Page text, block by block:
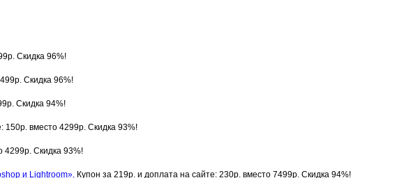
Скидка 96%!
Скидка 96%!
Скидка 94%!
150р. вместо 4299р. Скидка 93%!
4299р. Скидка 93%!
и Lightroom». Купон за 219р. и доплата на сайте: 230р. вместо 7499р. Скидка 94%!